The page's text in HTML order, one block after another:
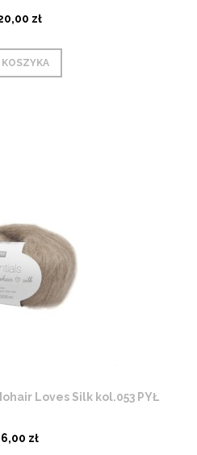
zł
KOSZYKA
Loves Silk kol.053 PYŁ
zł